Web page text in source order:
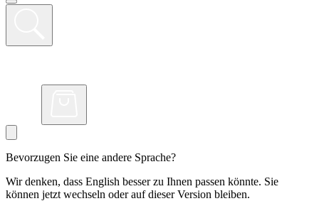
Bevorzugen Sie eine andere Sprache?
Wir denken, dass English besser zu Ihnen passen könnte. Sie
können jetzt wechseln oder auf dieser Version bleiben.